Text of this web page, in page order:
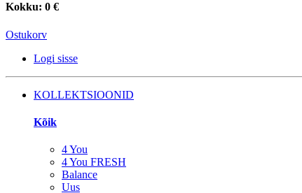
Kokku: 0 €
Ostukorv
Logi sisse
KOLLEKTSIOONID
Kõik
4 You
4 You FRESH
Balance
Uus